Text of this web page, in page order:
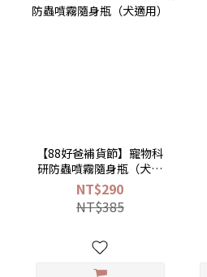
【88好爸補貨節】寵物科
研防蟲噴霧隨身瓶（犬適
用）
NT$290
NT$385